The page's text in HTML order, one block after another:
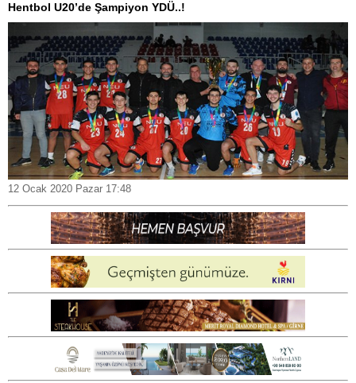
Hentbol U20’de Şampiyon YDÜ..!
12 Ocak 2020 Pazar 17:48